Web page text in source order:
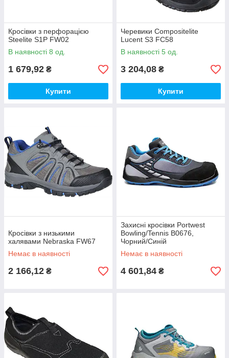
Кросівки з перфорацією
Steelite S1P FW02
В наявності 8 од.
1 679,92 ₴
Купити
Черевики Compositelite
Lucent S3 FC58
В наявності 5 од.
3 204,08 ₴
Купити
Кросівки з низькими
халявами Nebraska FW67
Немає в наявності
2 166,12 ₴
Захисні кросівки Portwest
Bowling/Tennis B0676,
Чорний/Синій
Немає в наявності
4 601,84 ₴